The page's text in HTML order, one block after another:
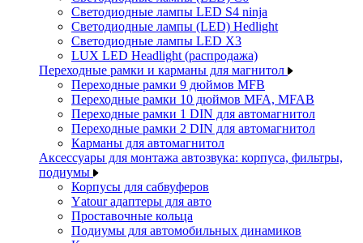
Светодиодные лампы LED S4 ninja
Светодиодные лампы (LED) Hedlight
Светодиодные лампы LED X3
LUX LED Headlight (распродажа)
Переходные рамки и карманы для магнитол
Переходные рамки 9 дюймов MFB
Переходные рамки 10 дюймов MFA, MFAB
Переходные рамки 1 DIN для автомагнитол
Переходные рамки 2 DIN для автомагнитол
Карманы для автомагнитол
Аксессуары для монтажа автозвука: корпуса, фильтры,
подиумы
Корпусы для сабвуферов
Yаtour адаптеры для авто
Проставочные кольца
Подиумы для автомобильных динамиков